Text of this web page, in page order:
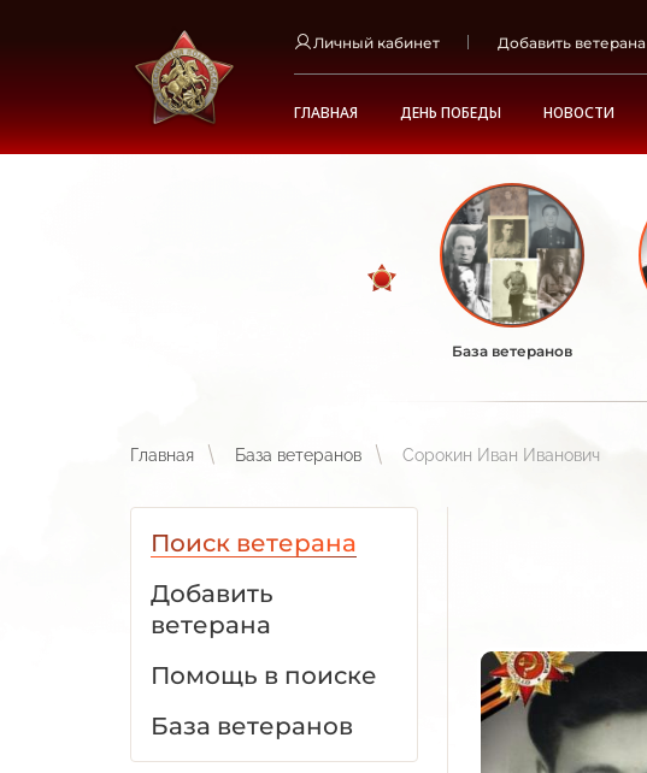
Личный кабинет Добавить ветерана
ГЛАВНАЯ ДЕНЬ ПОБЕДЫ НОВОСТИ
База ветеранов
Главная База ветеранов Сорокин Иван Иванович
Поиск ветерана
Добавить
ветерана
Помощь в поиске
База ветеранов